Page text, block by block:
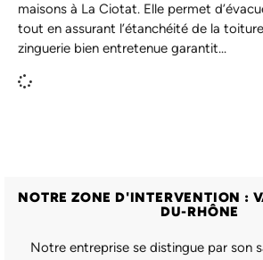
maisons à La Ciotat. Elle permet
tout en assurant l’étanchéité de la
zinguerie bien entretenue garantit
NOTRE ZONE D'INTERVENTION :
DU-RHÔNE
Notre entreprise se distingue par son